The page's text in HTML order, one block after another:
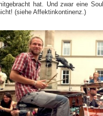
hat. Und zwar eine
(siehe Affektinkontinenz.)